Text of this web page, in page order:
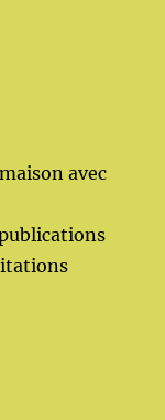
avec